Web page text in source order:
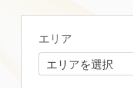
エリア
エリアを選択